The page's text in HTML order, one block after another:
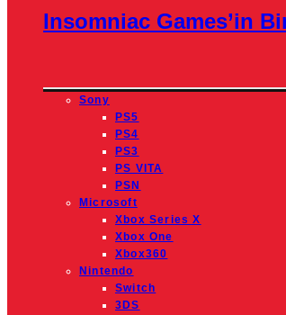
Insomniac Games’in
Sony
PS5
PS4
PS3
PS VITA
PSN
Microsoft
Xbox Series X
Xbox One
Xbox360
Nintendo
Switch
3DS